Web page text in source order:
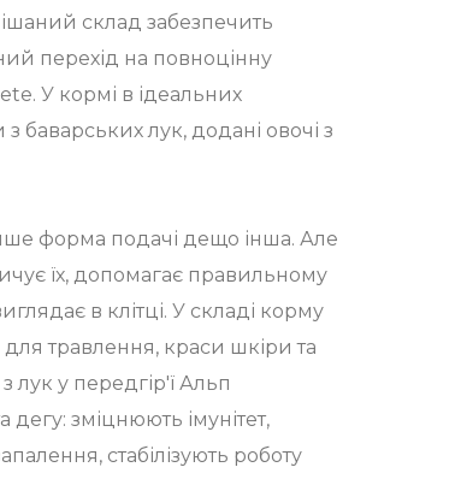
склад забезпечить
перехід на повноцінну
У кормі в ідеальних
з баварських лук, додані овочі з
форма подачі дещо інша. Але
їх, допомагає правильному
в клітці. У складі корму
травлення, краси шкіри та
лук у передгір'ї Альп
зміцнюють імунітет,
стабілізують роботу